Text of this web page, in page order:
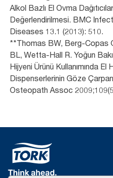
Alkol Bazlı El Ovma
Değerlendirilmesi. BMC
Diseases 13.1 (2013): 510.
**Thomas BW, Berg-Copas
BL, Wetta-Hall R. Yoğun
Hijyeni Ürünü Kullanımında El
Dispenserlerinin Göze Çarpan
Osteopath Assoc